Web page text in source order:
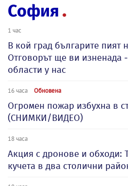
София
1 час
В кой град българите пият
Отговорът ще ви изненада
области у нас
16 часа Обновена
Огромен пожар избухна в
(СНИМКИ/ВИДЕО)
18 часа
Акция с дронове и обходи:
кучета в два столични